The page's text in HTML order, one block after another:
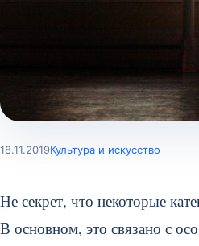
18.11.2019Культура и искусство
Не секрет, что некоторые
В основном, это связано с